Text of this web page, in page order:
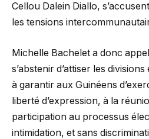
Cellou Dalein Diallo,
les tensions
Michelle Bachelet a donc
s’abstenir d’attiser les
à garantir aux Guinéens
liberté d’expression, à la
participation au processus
intimidation, et sans